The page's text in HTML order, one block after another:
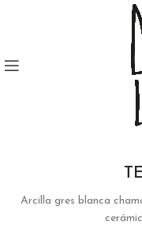
Arcilla gres blanca